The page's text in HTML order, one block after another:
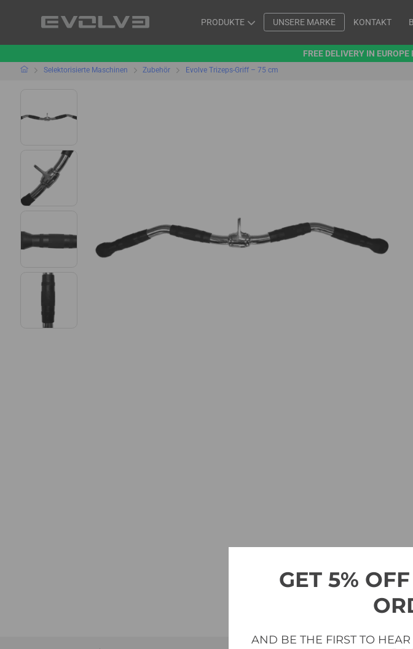
PRODUKTE UNSERE MARKE KONTAKT
FREE DELIVERY IN
Selektorisierte Maschinen Zubehör Evolve Trizeps-Griff – 75 cm
GET 5%
AND BE THE FIRST TO